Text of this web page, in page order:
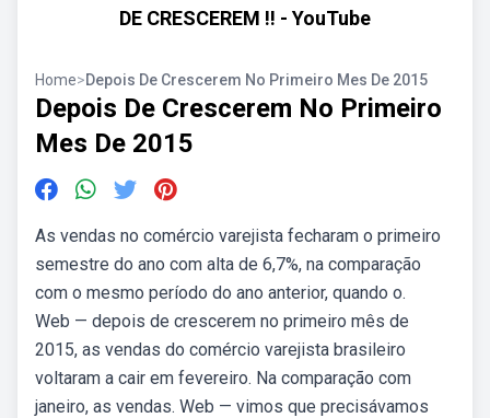
DE CRESCEREM !! - YouTube
Home>Depois De Crescerem No Primeiro Mes De 2015
Depois De Crescerem No Primeiro
Mes De 2015
As vendas no comércio varejista fecharam o primeiro
semestre do ano com alta de 6,7%, na comparação
com o mesmo período do ano anterior, quando o.
Web — depois de crescerem no primeiro mês de
2015, as vendas do comércio varejista brasileiro
voltaram a cair em fevereiro. Na comparação com
janeiro, as vendas. Web — vimos que precisávamos